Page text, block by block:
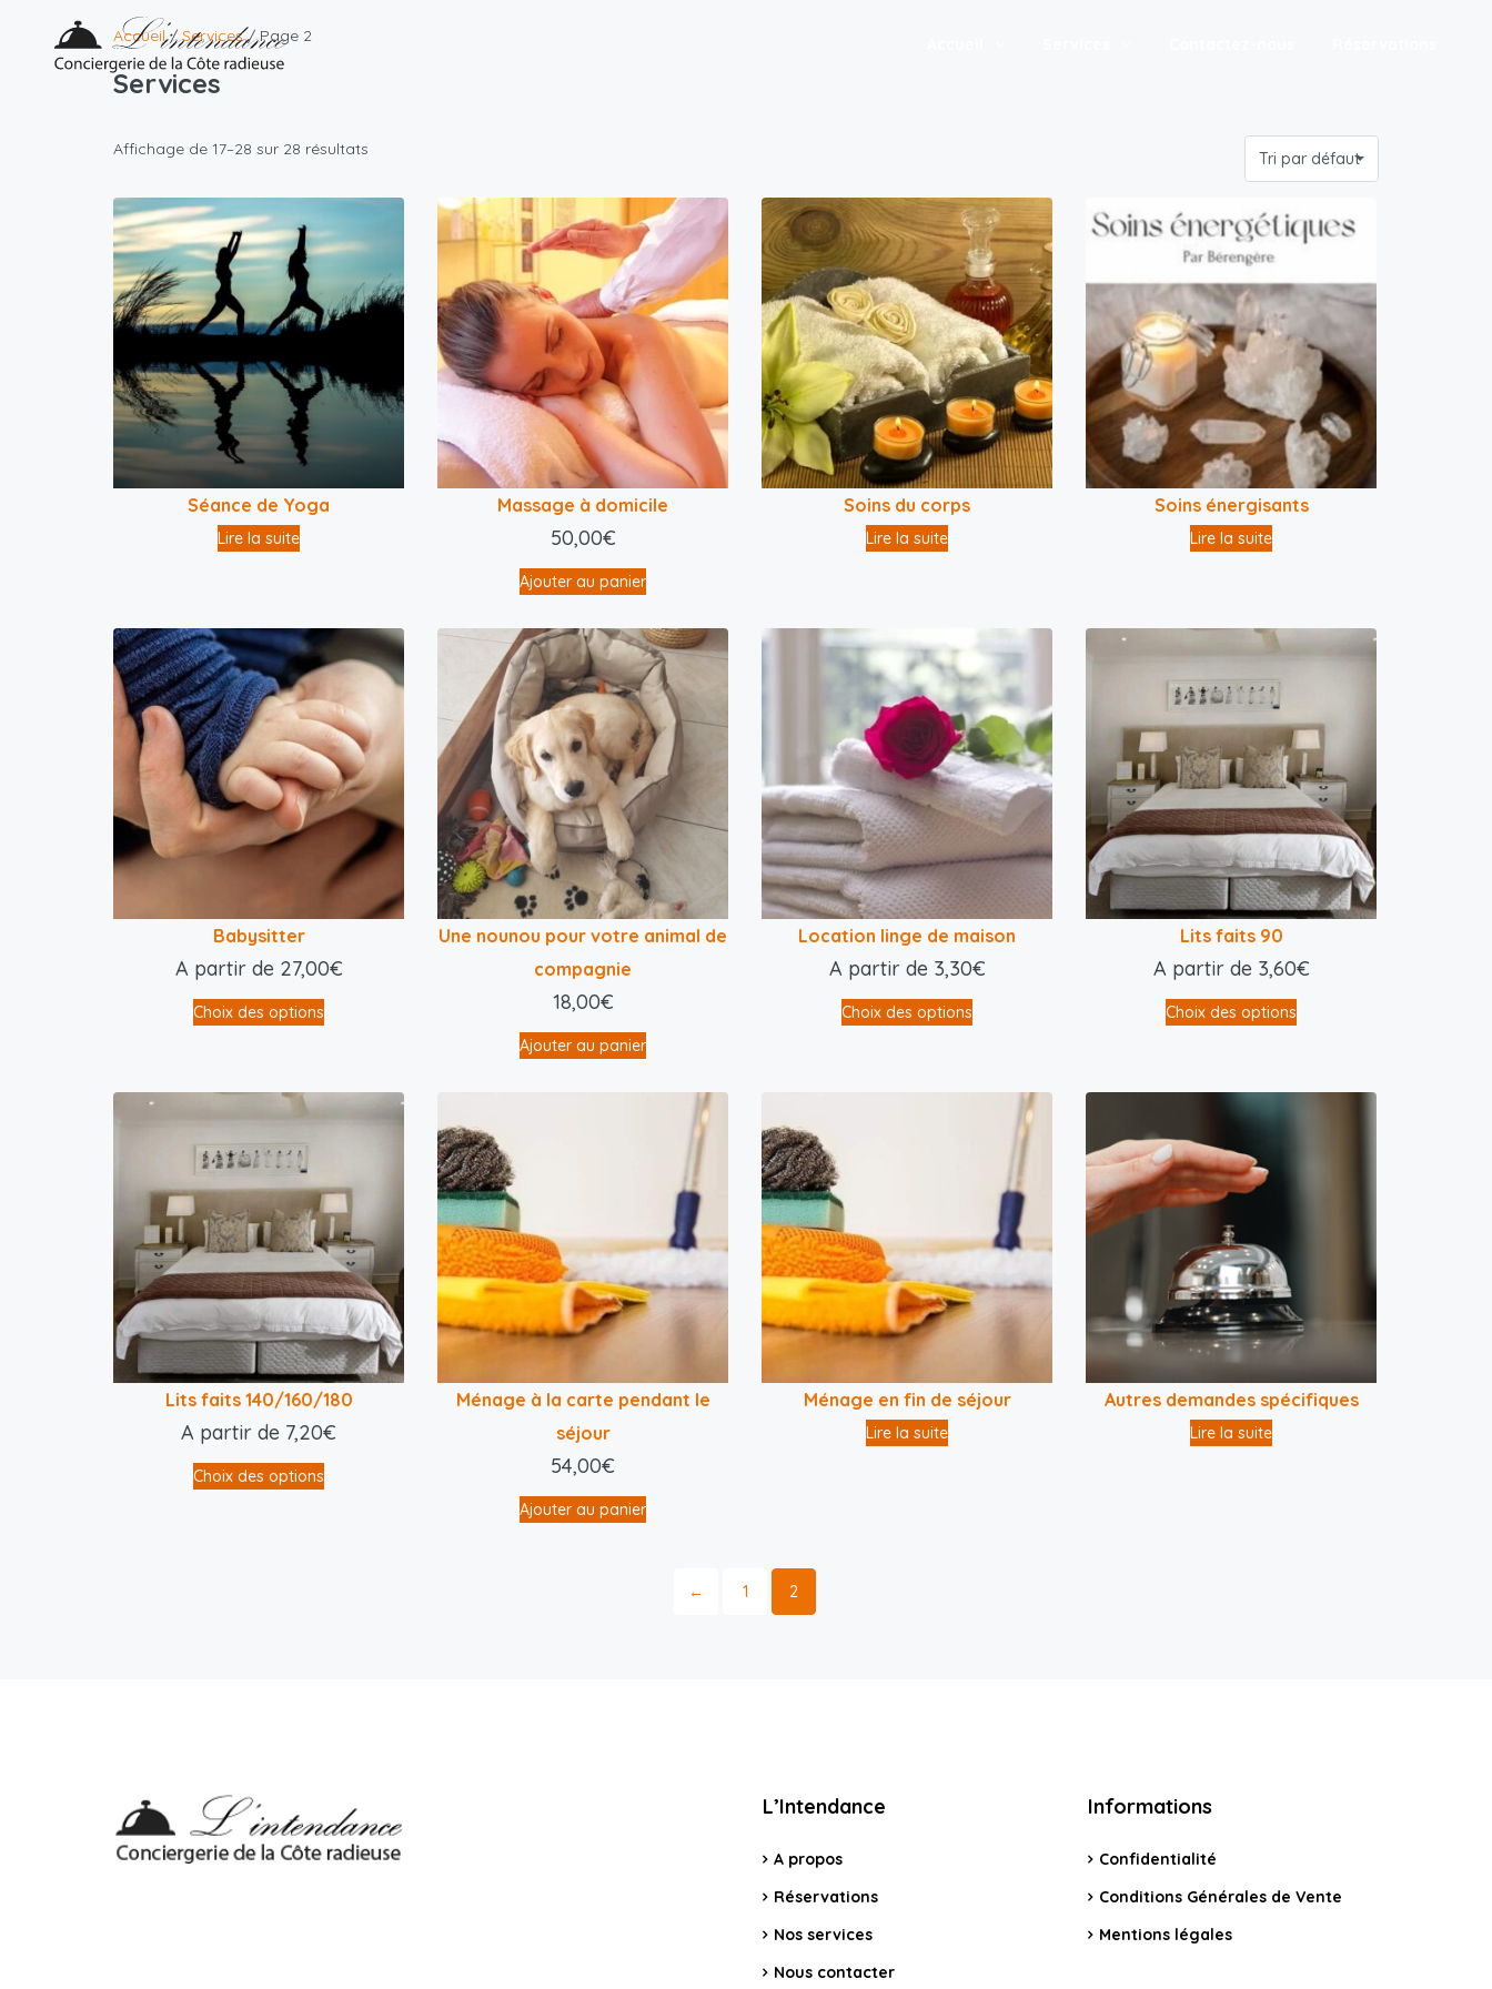
Accueil/Services/ Page 2
Services
Affichage de 17–28 sur 28 résultats Tri par défaut
Séance de Yoga
Lire la suite
Massage à domicile
50,00€
Ajouter au panier
Soins du corps
Lire la suite
Soins énergisants
Lire la suite
Babysitter
A partir de 27,00€
Choix des options
Une nounou pour votre animal de
compagnie
18,00€
Ajouter au panier
Location linge de maison
A partir de 3,30€
Choix des options
Lits faits 90
A partir de 3,60€
Choix des options
Lits faits 140/160/180
A partir de 7,20€
Choix des options
Ménage à la carte pendant le
séjour
54,00€
Ajouter au panier
Ménage en fin de séjour
Lire la suite
Autres demandes spécifiques
Lire la suite
← 1 2
L’Intendance
A propos
Réservations
Nos services
Nous contacter
Informations
Confidentialité
Conditions Générales de Vente
Mentions légales